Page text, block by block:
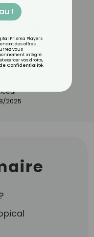
tropical
2025
!
Prisma Players
des offres
vous
intégré
exercer vos droits,
Confidentialité.